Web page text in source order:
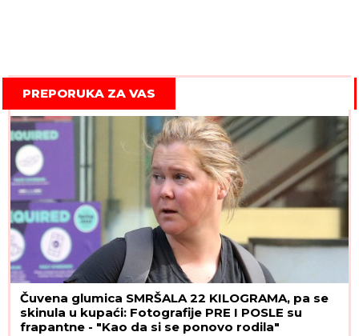
PREPORUKA ZA VAS
Čuvena glumica SMRŠALA 22 KILOGRAMA, pa se
skinula u kupaći: Fotografije PRE I POSLE su
frapantne - "Kao da si se ponovo rodila"